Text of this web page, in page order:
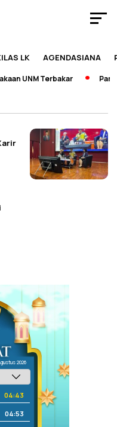
LK AGENDASIANA
UNM Terbakar
2026
04:43
04:53